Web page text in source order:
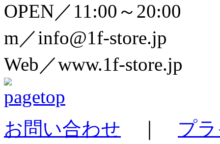
OPEN／11:00～20:00
m／info@1f-store.jp
Web／www.1f-store.jp
お問い合わせ プ